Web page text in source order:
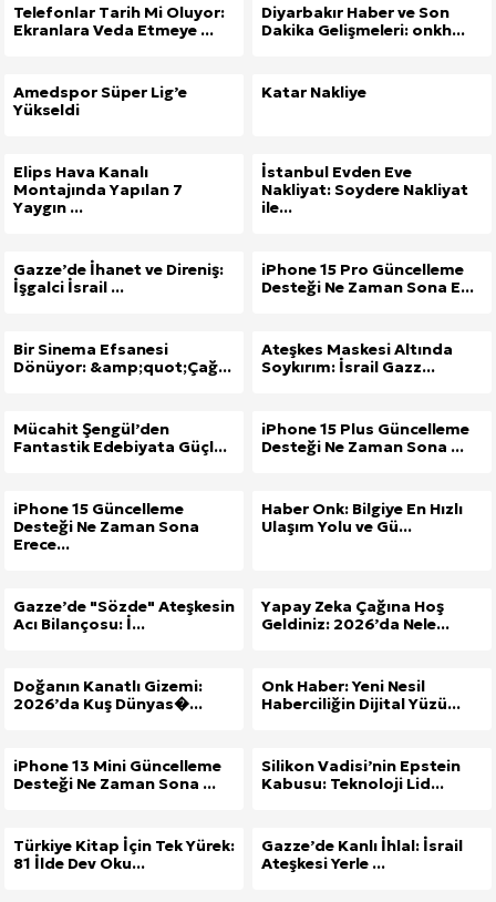
Telefonlar Tarih Mi Oluyor:
Ekranlara Veda Etmeye ...
Diyarbakır Haber ve Son
Dakika Gelişmeleri: onkh...
Amedspor Süper Lig’e
Yükseldi
Katar Nakliye
Elips Hava Kanalı
Montajında Yapılan 7
Yaygın ...
İstanbul Evden Eve
Nakliyat: Soydere Nakliyat
ile...
Gazze’de İhanet ve Direniş:
İşgalci İsrail ...
iPhone 15 Pro Güncelleme
Desteği Ne Zaman Sona E...
Bir Sinema Efsanesi
Dönüyor: &amp;quot;Çağ...
Ateşkes Maskesi Altında
Soykırım: İsrail Gazz...
Mücahit Şengül’den
Fantastik Edebiyata Güçl...
iPhone 15 Plus Güncelleme
Desteği Ne Zaman Sona ...
iPhone 15 Güncelleme
Desteği Ne Zaman Sona
Erece...
Haber Onk: Bilgiye En Hızlı
Ulaşım Yolu ve Gü...
Gazze’de "Sözde" Ateşkesin
Acı Bilançosu: İ...
Yapay Zeka Çağına Hoş
Geldiniz: 2026’da Nele...
Doğanın Kanatlı Gizemi:
2026’da Kuş Dünyas�...
Onk Haber: Yeni Nesil
Haberciliğin Dijital Yüzü...
iPhone 13 Mini Güncelleme
Desteği Ne Zaman Sona ...
Silikon Vadisi’nin Epstein
Kabusu: Teknoloji Lid...
Türkiye Kitap İçin Tek Yürek:
81 İlde Dev Oku...
Gazze’de Kanlı İhlal: İsrail
Ateşkesi Yerle ...